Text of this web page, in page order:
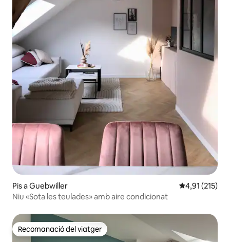
Pis a Guebwiller 4,91 de
4,91 (215)
Niu «Sota les teulades» amb aire condicionat
Recomanació del viatger
Recomanació del viatger